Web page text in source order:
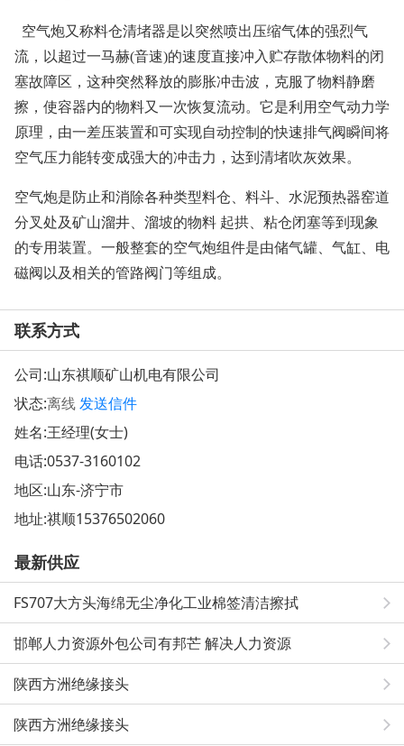
空气炮又称料仓清堵器是以突然喷出压缩气体的强烈气
流，以超过一马赫(音速)的速度直接冲入贮存散体物料的闭
塞故障区，这种突然释放的膨胀冲击波，克服了物料静磨
擦，使容器内的物料又一次恢复流动。它是利用空气动力学
原理，由一差压装置和可实现自动控制的快速排气阀瞬间将
空气压力能转变成强大的冲击力，达到清堵吹灰效果。
空气炮是防止和消除各种类型料仓、料斗、水泥预热器窑道
分叉处及矿山溜井、溜坡的物料 起拱、粘仓闭塞等到现象
的专用装置。一般整套的空气炮组件是由储气罐、气缸、电
磁阀以及相关的管路阀门等组成。
联系方式
公司:山东祺顺矿山机电有限公司
状态:离线发送信件
姓名:王经理(女士)
电话:0537-3160102
地区:山东-济宁市
地址:祺顺15376502060
最新供应
FS707大方头海绵无尘净化工业棉签清洁擦拭
邯郸人力资源外包公司有邦芒 解决人力资源
陕西方洲绝缘接头
陕西方洲绝缘接头